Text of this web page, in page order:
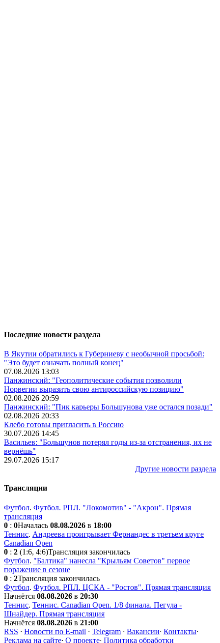
Последние новости раздела
В Якутии обратились к Губерниеву с необычной просьбой:
"Это будет означать полный конец"
07.08.2026 13:03
Панжинский: "Геополитические события позволили
Норвегии выразить свою антироссийскую позицию"
02.08.2026 20:59
Панжинский: "Пик карьеры Большунова уже остался позади"
02.08.2026 20:33
Клебо готовы пригласить в Россию
30.07.2026 14:45
Васильев: "Большунов потерял годы из-за отстранения, их не
вернёшь"
29.07.2026 15:17
Другие новости раздела
Трансляции
Футбол. Футбол. РПЛ. "Локомотив" - "Акрон". Прямая
трансляция
0 : 0Началась 08.08.2026 в 18:00
Теннис. Андреева проигрывает Фернандес в третьем круге
Canadian Open
0 : 2 (1:6, 4:6)Трансляция закончилась
Футбол. "Балтика" нанесла "Крыльям Советов" первое
поражение в сезоне
0 : 2Трансляция закончилась
Футбол. Футбол. РПЛ. ЦСКА - "Ростов". Прямая трансляция
Начнётся 08.08.2026 в 20:30
Теннис. Теннис. Canadian Open. 1/8 финала. Пегула -
Шнайдер. Прямая трансляция
Начнётся 08.08.2026 в 21:00
RSS · Новости по E-mail · Telegram · Вакансии· Контакты·
Реклама на сайте· О проекте· Политика обработки